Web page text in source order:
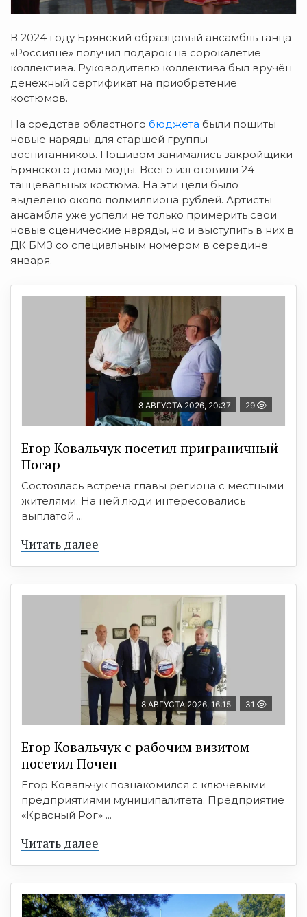
В 2024 году Брянский образцовый ансамбль танца
«Россияне» получил подарок на сорокалетие
коллектива. Руководителю коллектива был вручён
денежный сертификат на приобретение
костюмов.
На средства областного бюджета были пошиты
новые наряды для старшей группы
воспитанников. Пошивом занимались закройщики
Брянского дома моды. Всего изготовили 24
танцевальных костюма. На эти цели было
выделено около полмиллиона рублей. Артисты
ансамбля уже успели не только примерить свои
новые сценические наряды, но и выступить в них в
ДК БМЗ со специальным номером в середине
января.
8 АВГУСТА 2026, 20:37 29
Егор Ковальчук посетил приграничный
Погар
Состоялась встреча главы региона с местными
жителями. На ней люди интересовались
выплатой ...
Читать далее
8 АВГУСТА 2026, 16:15 31
Егор Ковальчук с рабочим визитом
посетил Почеп
Егор Ковальчук познакомился с ключевыми
предприятиями муниципалитета. Предприятие
«Красный Рог» ...
Читать далее